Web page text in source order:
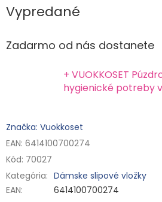
Vypredané
Zadarmo od nás dostanete
+ VUOKKOSET
hygienické potreby
Značka: Vuokkoset
EAN: 6414100700274
Kód: 70027
Kategória: Dámske slipové vložky
EAN:
6414100700274